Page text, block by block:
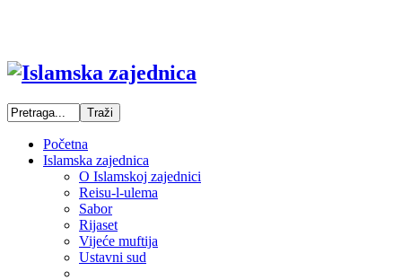
Početna
Islamska zajednica
O Islamskoj zajednici
Reisu-l-ulema
Sabor
Rijaset
Vijeće muftija
Ustavni sud